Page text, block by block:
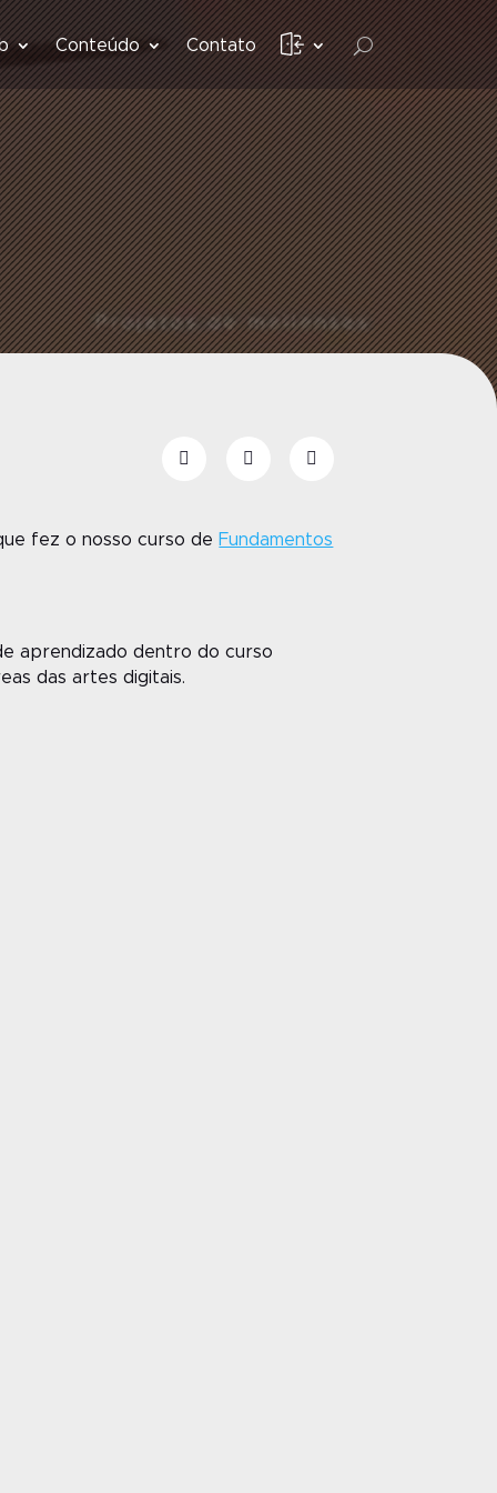
Conteúdo Contato
fez o nosso curso de Fundamentos
aprendizado dentro do curso
das artes digitais.